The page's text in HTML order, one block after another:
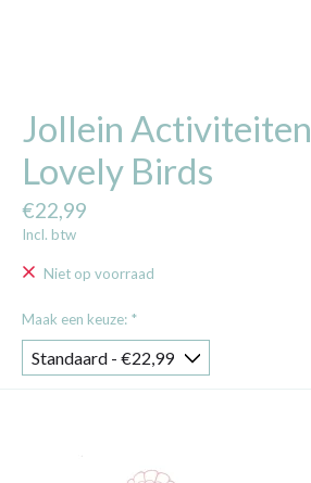
Jollein
Lovely Birds
€22,99
Incl. btw
Niet op voorraad
Maak een keuze: *